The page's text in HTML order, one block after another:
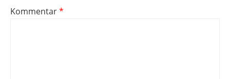
Kommentar*